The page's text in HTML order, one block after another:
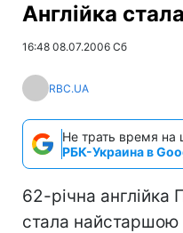
Англійка
16:48 08.07.2006 Сб
RBC.UA
Не трать время на
РБК-Украина в
62-річна англійка
стала найстаршою